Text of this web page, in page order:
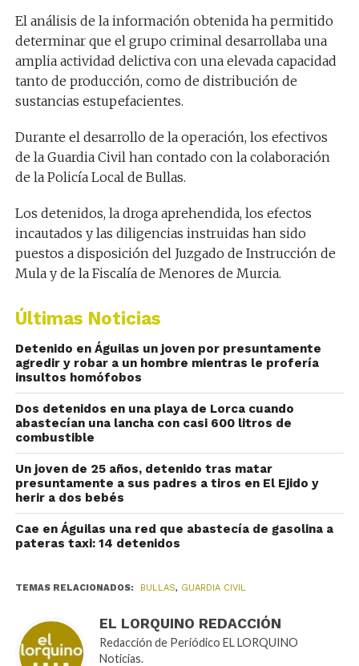
El análisis de la información obtenida ha permitido
determinar que el grupo criminal desarrollaba una
amplia actividad delictiva con una elevada capacidad
tanto de producción, como de distribución de
sustancias estupefacientes.
Durante el desarrollo de la operación, los efectivos
de la Guardia Civil han contado con la colaboración
de la Policía Local de Bullas.
Los detenidos, la droga aprehendida, los efectos
incautados y las diligencias instruidas han sido
puestos a disposición del Juzgado de Instrucción de
Mula y de la Fiscalía de Menores de Murcia.
Últimas Noticias
Detenido en Águilas un joven por presuntamente
agredir y robar a un hombre mientras le profería
insultos homófobos
Dos detenidos en una playa de Lorca cuando
abastecían una lancha con casi 600 litros de
combustible
Un joven de 25 años, detenido tras matar
presuntamente a sus padres a tiros en El Ejido y
herir a dos bebés
Cae en Águilas una red que abastecía de gasolina a
pateras taxi: 14 detenidos
TEMAS RELACIONADOS: BULLAS, GUARDIA CIVIL
EL LORQUINO REDACCIÓN
Redacción de Periódico EL LORQUINO
Noticias.